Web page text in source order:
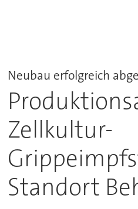
Neubau erfolgreich
Zellkultur-
Standort